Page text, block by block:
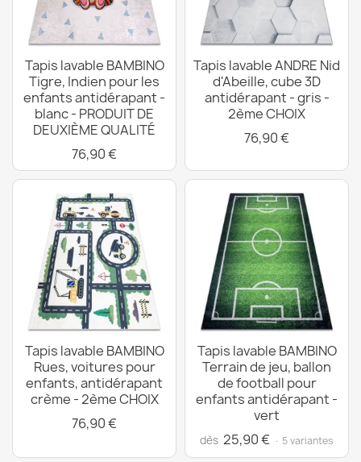
Tapis lavable BAMBINO
Tigre, Indien pour les
enfants antidérapant -
blanc - PRODUIT DE
DEUXIÈME QUALITÉ
76,90 €
Tapis lavable ANDRE Nid
d'Abeille, cube 3D
antidérapant - gris -
2ème CHOIX
76,90 €
Tapis lavable BAMBINO
Rues, voitures pour
enfants, antidérapant
crème - 2ème CHOIX
76,90 €
Tapis lavable BAMBINO
Terrain de jeu, ballon
de football pour
enfants antidérapant -
vert
dès 25,90 € · 5 variantes